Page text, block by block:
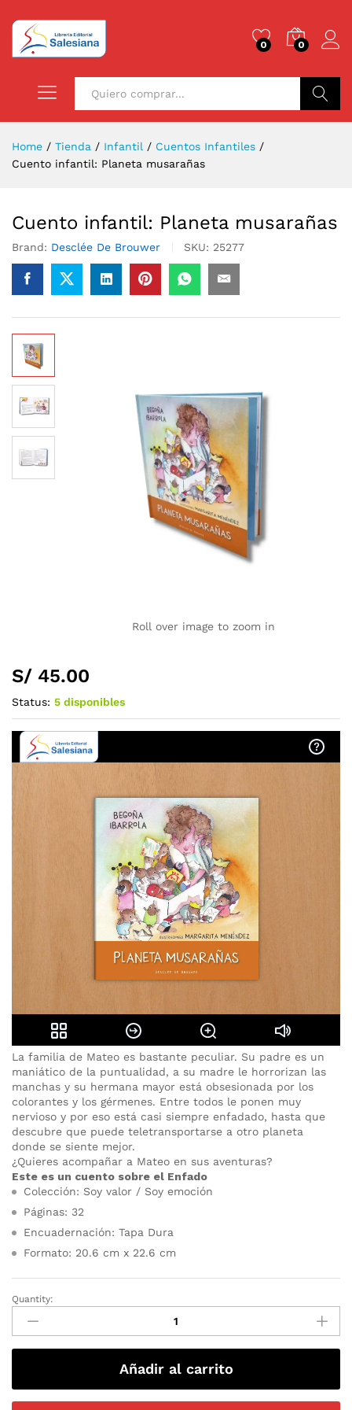
0 0
Home / Tienda / Infantil / Cuentos Infantiles /
Cuento infantil: Planeta musarañas
Cuento infantil: Planeta musarañas
Brand: Desclée De Brouwer SKU: 25277
Roll over image to zoom in
S/ 45.00
Status: 5 disponibles
La familia de Mateo es bastante peculiar. Su padre es un
maniático de la puntualidad, a su madre le horrorizan las
manchas y su hermana mayor está obsesionada por los
colorantes y los gérmenes. Entre todos le ponen muy
nervioso y por eso está casi siempre enfadado, hasta que
descubre que puede teletransportarse a otro planeta
donde se siente mejor.
¿Quieres acompañar a Mateo en sus aventuras?
Este es un cuento sobre el Enfado
Colección: Soy valor / Soy emoción
Páginas: 32
Encuadernación: Tapa Dura
Formato: 20.6 cm x 22.6 cm
Quantity:
Añadir al carrito